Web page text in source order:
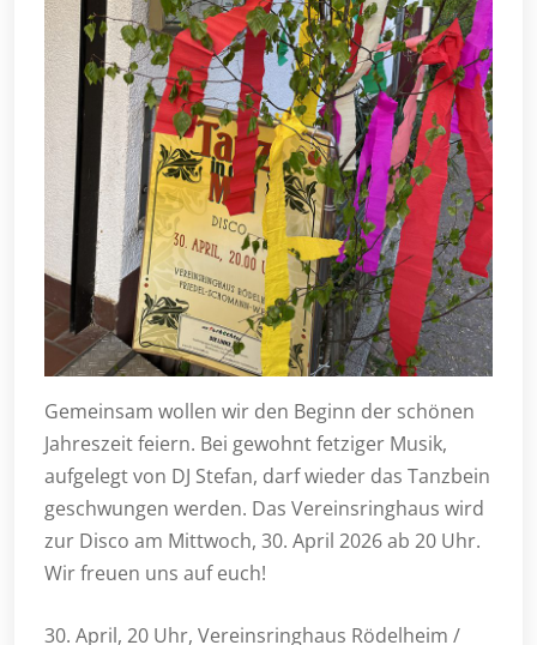
Gemeinsam wollen wir den Beginn der schönen
Jahreszeit feiern. Bei gewohnt fetziger Musik,
aufgelegt von DJ Stefan, darf wieder das Tanzbein
geschwungen werden. Das Vereinsringhaus wird
zur Disco am Mittwoch, 30. April 2026 ab 20 Uhr.
Wir freuen uns auf euch!
30. April, 20 Uhr, Vereinsringhaus Rödelheim /